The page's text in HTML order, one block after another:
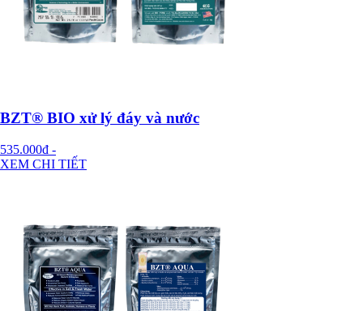
BZT® BIO xử lý đáy và nước
535.000đ -
XEM CHI TIẾT